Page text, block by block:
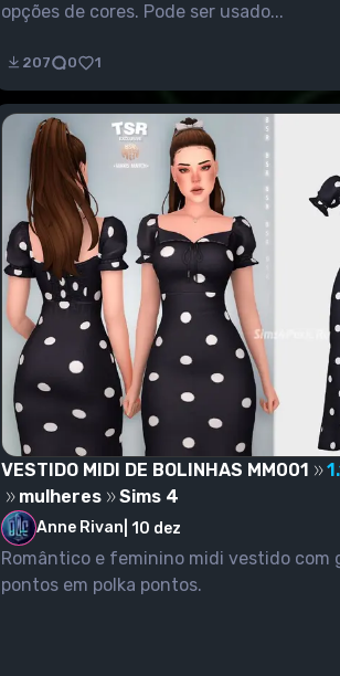
opções de cores. Pode ser usado...
207 0 1
VESTIDO MIDI DE BOLINHAS MM001
mulheres
Sims 4
Anne Rivan 10 dez
Romântico e feminino midi vestido com
pontos em polka pontos.